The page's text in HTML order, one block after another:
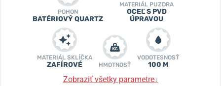
POHON
BATÉRIOVÝ QUARTZ
MATERIÁL PUZDRA
OCEĽ S PVD
ÚPRAVOU
MATERIÁL SKLÍČKA
ZAFÍROVÉ HMOTNOSŤ
VODOTESNOSŤ
100 M
Zobraziť všetky parametre↓